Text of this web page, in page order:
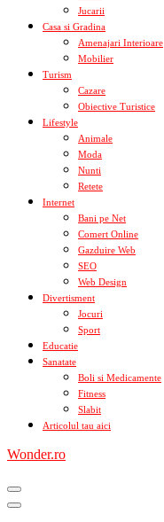
Jucarii
Casa si Gradina
Amenajari Interioare
Mobilier
Turism
Cazare
Obiective Turistice
Lifestyle
Animale
Moda
Nunti
Retete
Internet
Bani pe Net
Comert Online
Gazduire Web
SEO
Web Design
Divertisment
Jocuri
Sport
Educatie
Sanatate
Boli si Medicamente
Fitness
Slabit
Articolul tau aici
Wonder.ro